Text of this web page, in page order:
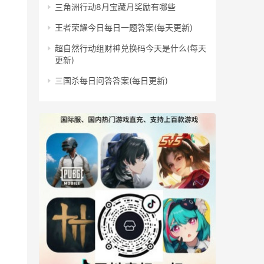
三角洲行动8月宝藏月奖励有哪些
王者荣耀今日每日一题答案(每天更新)
超自然行动组财神兑换码今天是什么(每天
更新)
三国杀每日问答答案(每日更新)